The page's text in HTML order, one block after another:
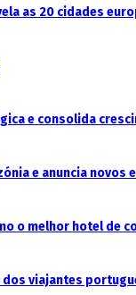
as 20 cidades
e consolida
e anuncia
o melhor hotel de
viajantes